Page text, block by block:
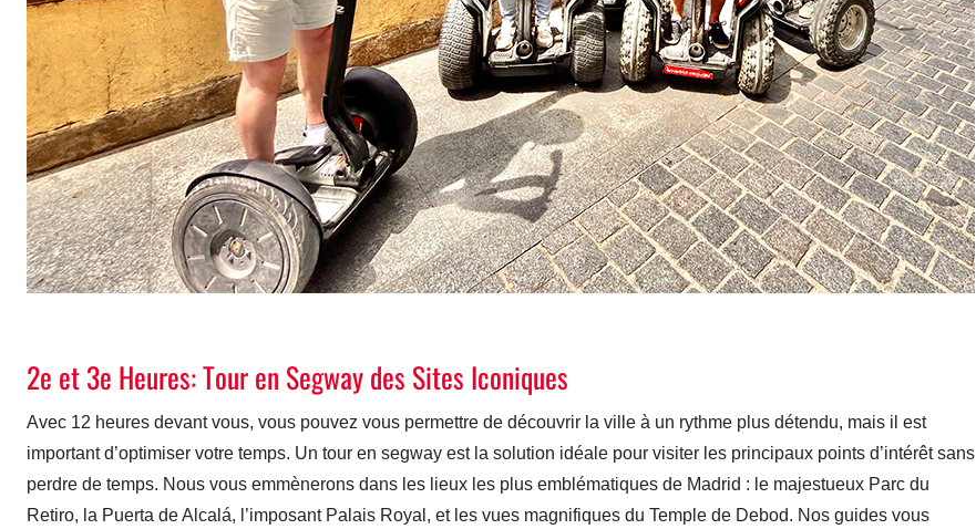
2e et 3e Heures: Tour en Segway des Sites Iconiques
Avec 12 heures devant vous, vous pouvez vous permettre de découvrir la ville à un rythme plus détendu, mais il est
important d’optimiser votre temps. Un tour en segway est la solution idéale pour visiter les principaux points d’intérêt sans
perdre de temps. Nous vous emmènerons dans les lieux les plus emblématiques de Madrid : le majestueux Parc du
Retiro, la Puerta de Alcalá, l’imposant Palais Royal, et les vues magnifiques du Temple de Debod. Nos guides vous